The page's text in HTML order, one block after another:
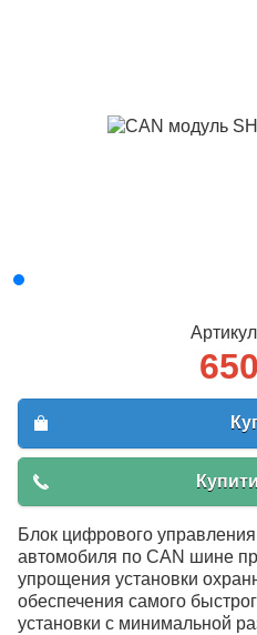
650
Блок цифрового
автомобиля по CAN шине
упрощения установки
обеспечения самого
установки с минимальной